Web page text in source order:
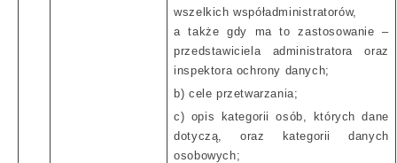
wszelkich współadministratorów,
a także gdy ma to zastosowanie –
przedstawiciela administratora oraz
inspektora ochrony danych;
b) cele przetwarzania;
c) opis kategorii osób, których dane
dotyczą, oraz kategorii danych
osobowych;